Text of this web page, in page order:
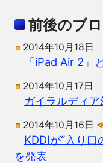
前後のブ
2014年10月18日
「iPad Air 2」
2014年10月17日
ガイラルディ
2014年10月16日
KDDIが“入り口
を発表